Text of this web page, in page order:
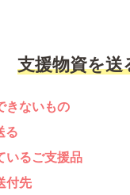
支援物資を送
きないもの
る
いるご支援品
付先